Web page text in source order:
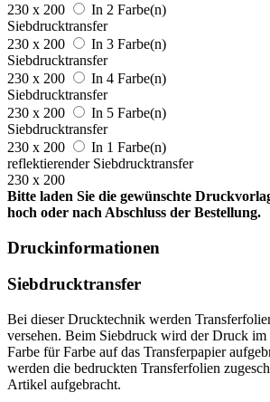
230 x 200
In 2 Farbe(n)
Siebdrucktransfer
230 x 200
In 3 Farbe(n)
Siebdrucktransfer
230 x 200
In 4 Farbe(n)
Siebdrucktransfer
230 x 200
In 5 Farbe(n)
Siebdrucktransfer
230 x 200
In 1 Farbe(n)
reflektierender Siebdrucktransfer
230 x 200
Bitte laden Sie die gewünschte
hoch oder nach Abschluss der Bestellung.
Druckinformationen
Siebdrucktransfer
Bei dieser Drucktechnik werden
versehen. Beim Siebdruck wird der Druck im
Farbe für Farbe auf das Transferpapier
werden die bedruckten Transferfolien
Artikel aufgebracht.